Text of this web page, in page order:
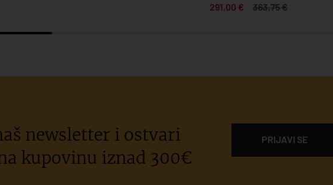
291,00 €
363,75 €
newsletter i ostvari
kupovinu iznad 300€
PRIJAVI SE